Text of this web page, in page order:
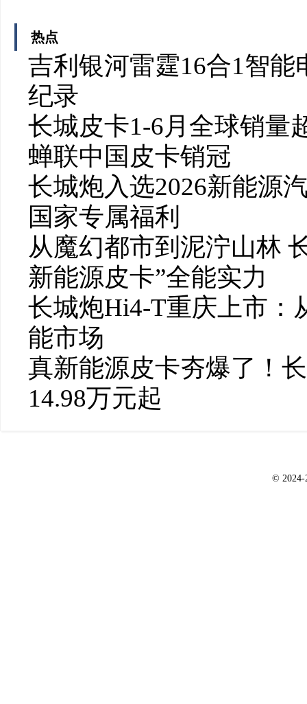
热点
吉利银河雷霆16合1智
纪录
长城皮卡1-6月全球销量
蝉联中国皮卡销冠
长城炮入选2026新能源
国家专属福利
从魔幻都市到泥泞山林
新能源皮卡”全能实力
长城炮Hi4-T重庆上市：
能市场
真新能源皮卡夯爆了！
14.98万元起
© 2024-